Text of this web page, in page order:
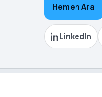
Hemen Ara
LinkedIn